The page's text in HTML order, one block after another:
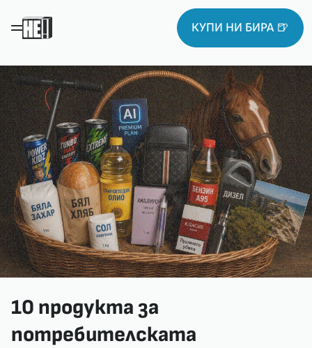
КУПИ НИ БИРА 🍺
10 продукта за
потребителската